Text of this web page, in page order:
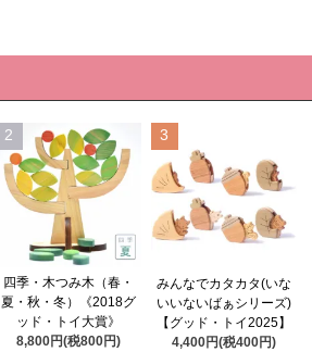
2
四季・木つみ木（春・
夏・秋・冬）《2018グ
ッド・トイ大賞》
8,800円(税800円)
3
みんなでカタカタ(いな
いいないばぁシリーズ)
【グッド・トイ2025】
4,400円(税400円)